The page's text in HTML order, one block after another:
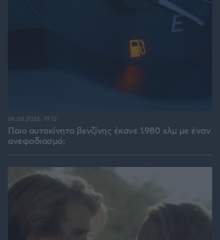
Ποιο αυτοκίνητο βενζίνης έκανε 1.980 χλμ με έναν
ανεφοδιασμό;
06.08.2026, 19:12